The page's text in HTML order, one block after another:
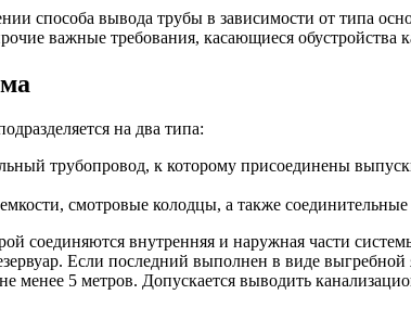
способа вывода трубы в зависимости от типа
важные требования, касающиеся обустройства
на два типа:
трубопровод, к которому присоединены
смотровые колодцы, а также
соединяются внутренняя и наружная части
Если последний выполнен в виде
5 метров. Допускается выводить